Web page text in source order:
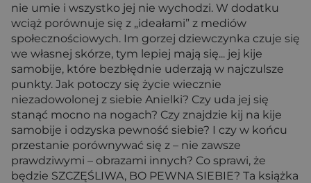
nie umie i wszystko jej nie wychodzi. W dodatku
wciąż porównuje się z „ideałami” z mediów
społecznościowych. Im gorzej dziewczynka czuje się
we własnej skórze, tym lepiej mają się... jej kije
samobije, które bezbłędnie uderzają w najczulsze
punkty. Jak potoczy się życie wiecznie
niezadowolonej z siebie Anielki? Czy uda jej się
stanąć mocno na nogach? Czy znajdzie kij na kije
samobije i odzyska pewność siebie? I czy w końcu
przestanie porównywać się z – nie zawsze
prawdziwymi – obrazami innych? Co sprawi, że
będzie SZCZĘŚLIWA, BO PEWNA SIEBIE? Ta książka